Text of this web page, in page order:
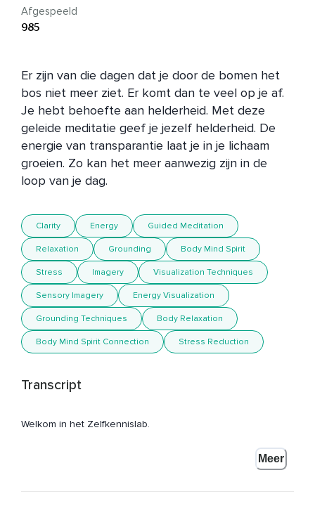
Afgespeeld
985
Er zijn van die dagen dat je door de bomen het
bos niet meer ziet. Er komt dan te veel op je af.
Je hebt behoefte aan helderheid. Met deze
geleide meditatie geef je jezelf helderheid. De
energie van transparantie laat je in je lichaam
groeien. Zo kan het meer aanwezig zijn in de
loop van je dag.
Clarity Energy Guided Meditation
Relaxation Grounding Body Mind Spirit
Stress Imagery Visualization Techniques
Sensory Imagery Energy Visualization
Grounding Techniques Body Relaxation
Body Mind Spirit Connection Stress Reduction
Transcript
Welkom in het Zelfkennislab.
Mijn naam is Fik en ik geef je graag deze meditatie met
Meer